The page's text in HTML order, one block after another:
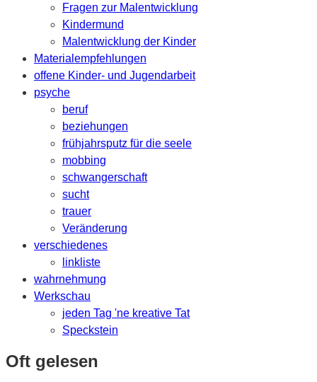
Fragen zur Malentwicklung
Kindermund
Malentwicklung der Kinder
Materialempfehlungen
offene Kinder- und Jugendarbeit
psyche
beruf
beziehungen
frühjahrsputz für die seele
mobbing
schwangerschaft
sucht
trauer
Veränderung
verschiedenes
linkliste
wahrnehmung
Werkschau
jeden Tag 'ne kreative Tat
Speckstein
Oft gelesen